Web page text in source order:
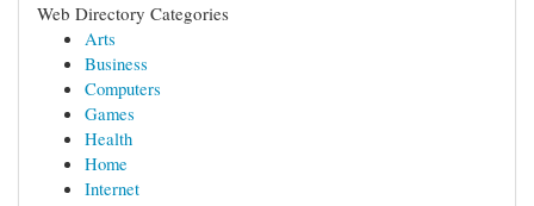
Web Directory Categories
Arts
Business
Computers
Games
Health
Home
Internet